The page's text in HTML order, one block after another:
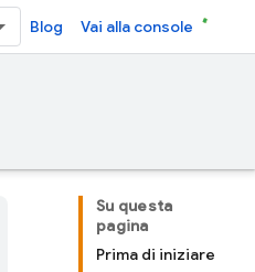
Blog Vai alla console
Su questa
pagina
Prima di iniziare